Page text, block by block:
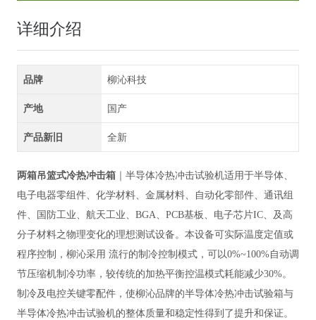
详细介绍
品牌 柳沁科技
产地 国产
产品新旧 全新
两箱吊篮式冷热冲击箱｜半导体冷热冲击试验机适用于半导体、
电子电器零组件、化学材料、金属材料、自动化零部件、通讯组
件、国防工业、航天工业、 BGA、PCB基板、电子芯片IC、及高
分子材料之物理变化的理想测试设备。本设备可实际温度定值或
程序控制，柳沁采用 流行的制冷控制模式，可以0%~100%自动调
节压缩机制冷功率，较传统的加热平衡控温模式耗能减少30%。
制冷及电控关键零配件，使柳沁品牌的半导体冷热冲击试验箱与
半导体冷热冲击试验机的整体质量和稳定性得到了提升和保证。